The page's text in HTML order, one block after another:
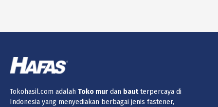
Tokohasil.com adalah Toko mur dan bautterpercaya di
Indonesia yang menyediakan berbagai jenis fastener,